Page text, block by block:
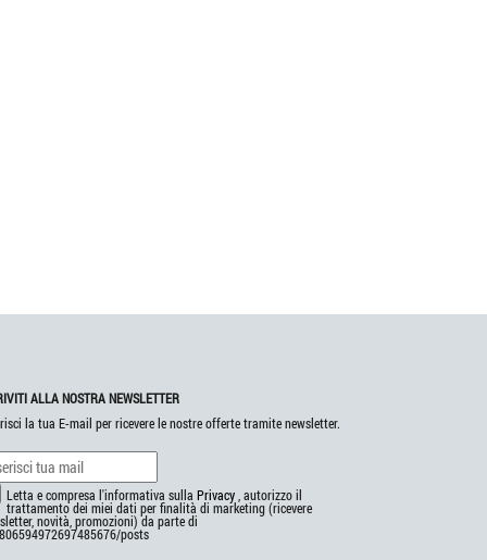
ALLA NOSTRA NEWSLETTER
la tua E-mail per ricevere le nostre offerte tramite newsletter.
Letta e compresa l'informativa sulla Privacy , autorizzo il
trattamento dei miei dati per finalità di marketing (ricevere
novità, promozioni) da parte di
posts